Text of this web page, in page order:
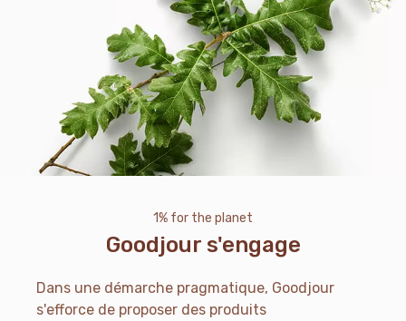
1% for the planet
Goodjour s'engage
Dans une démarche pragmatique, Goodjour
s'efforce de proposer des produits